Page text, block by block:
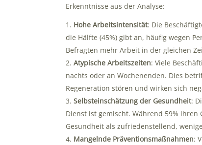
Erkenntnisse aus der Analyse:
Hohe Arbeitsintensität: Die
die Hälfte (45%) gibt an, häufig wegen
Befragten mehr Arbeit in der gleichen
Atypische Arbeitszeiten: Viele
nachts oder an Wochenenden. Dies
Regeneration stören und wirken sich
Selbsteinschätzung der Gesundheit:
Dienst ist gemischt. Während 59%
Gesundheit als zufriedenstellend,
Mangelnde Präventionsmaßnahmen: